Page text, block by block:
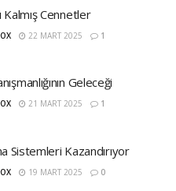
Kalmış Cennetler
22 MART 2025 1
Geleceği
21 MART 2025 1
Sistemleri Kazandırıyor
19 MART 2025 0